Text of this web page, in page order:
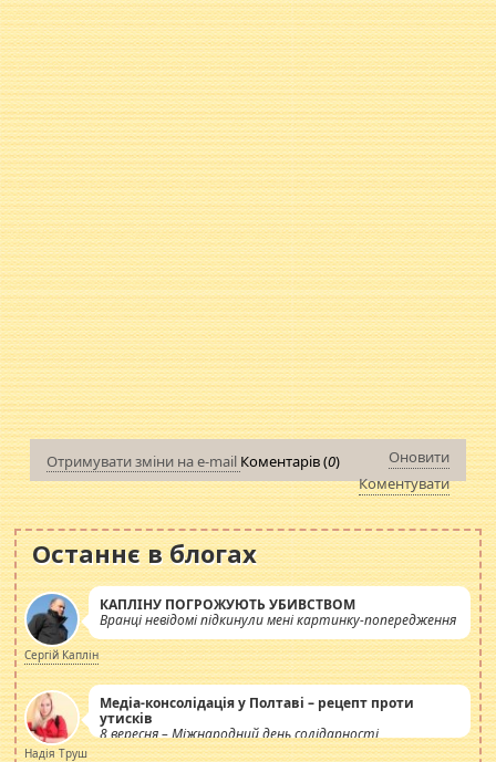
Отримувати зміни на e-mail Коментарів (0)
Оновити
Коментувати
Останнє в блогах
КАПЛІНУ ПОГРОЖУЮТЬ УБИВСТВОМ
Вранці невідомі підкинули мені картинку-попередження
Сергій Каплін
Медіа-консолідація у Полтаві – рецепт проти
утисків
8 вересня – Міжнародний день солідарності
журналістів.
Надія Труш